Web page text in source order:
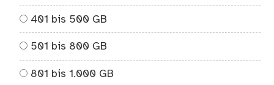
401 bis 500 GB
501 bis 800 GB
801 bis 1.000 GB